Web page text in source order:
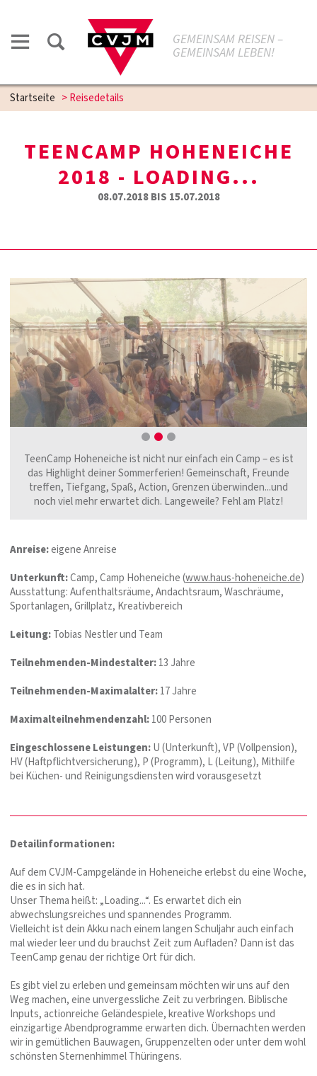
GEMEINSAM REISEN –
GEMEINSAM LEBEN!
Startseite >Reisedetails
TEENCAMP HOHENEICHE
2018 - LOADING...
08.07.2018 BIS 15.07.2018
TeenCamp Hoheneiche ist nicht nur einfach ein Camp – es ist
das Highlight deiner Sommerferien! Gemeinschaft, Freunde
treffen, Tiefgang, Spaß, Action, Grenzen überwinden...und
noch viel mehr erwartet dich. Langeweile? Fehl am Platz!
Anreise:eigene Anreise
Unterkunft:Camp, Camp Hoheneiche (www.haus-hoheneiche.de)
Ausstattung: Aufenthaltsräume, Andachtsraum, Waschräume,
Sportanlagen, Grillplatz, Kreativbereich
Leitung:Tobias Nestler und Team
Teilnehmenden-Mindestalter:13 Jahre
Teilnehmenden-Maximalalter:17 Jahre
Maximalteilnehmendenzahl:100 Personen
Eingeschlossene Leistungen:U (Unterkunft), VP (Vollpension),
HV (Haftpflichtversicherung), P (Programm), L (Leitung), Mithilfe
bei Küchen- und Reinigungsdiensten wird vorausgesetzt
Detailinformationen:
Auf dem CVJM-Campgelände in Hoheneiche erlebst du eine Woche,
die es in sich hat.
Unser Thema heißt: „Loading...“. Es erwartet dich ein
abwechslungsreiches und spannendes Programm.
Vielleicht ist dein Akku nach einem langen Schuljahr auch einfach
mal wieder leer und du brauchst Zeit zum Aufladen? Dann ist das
TeenCamp genau der richtige Ort für dich.
Es gibt viel zu erleben und gemeinsam möchten wir uns auf den
Weg machen, eine unvergessliche Zeit zu verbringen. Biblische
Inputs, actionreiche Geländespiele, kreative Workshops und
einzigartige Abendprogramme erwarten dich. Übernachten werden
wir in gemütlichen Bauwagen, Gruppenzelten oder unter dem wohl
schönsten Sternenhimmel Thüringens.